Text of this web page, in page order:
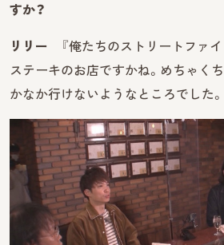
すか？
リリー
『俺たちのストリートファイ
ステーキのお店ですかね。めちゃく
かなか行けないようなところでした。